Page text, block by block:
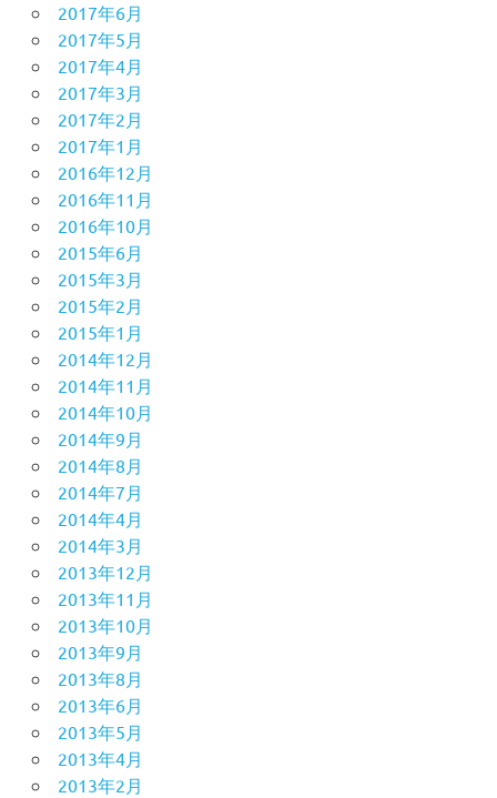
2017年6月
2017年5月
2017年4月
2017年3月
2017年2月
2017年1月
2016年12月
2016年11月
2016年10月
2015年6月
2015年3月
2015年2月
2015年1月
2014年12月
2014年11月
2014年10月
2014年9月
2014年8月
2014年7月
2014年4月
2014年3月
2013年12月
2013年11月
2013年10月
2013年9月
2013年8月
2013年6月
2013年5月
2013年4月
2013年2月